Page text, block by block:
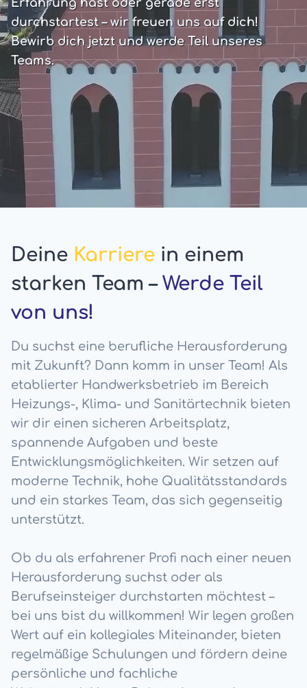
Erfahrung hast oder gerade erst
durchstartest – wir freuen uns auf dich!
Bewirb dich jetzt und werde Teil unseres
Teams.
Deine Karriere in einem
starken Team –Werde Teil
von uns!
Du suchst eine berufliche Herausforderung
mit Zukunft? Dann komm in unser Team! Als
etablierter Handwerksbetrieb im Bereich
Heizungs-, Klima- und Sanitärtechnik bieten
wir dir einen sicheren Arbeitsplatz,
spannende Aufgaben und beste
Entwicklungsmöglichkeiten. Wir setzen auf
moderne Technik, hohe Qualitätsstandards
und ein starkes Team, das sich gegenseitig
unterstützt.
Ob du als erfahrener Profi nach einer neuen
Herausforderung suchst oder als
Berufseinsteiger durchstarten möchtest –
bei uns bist du willkommen! Wir legen großen
Wert auf ein kollegiales Miteinander, bieten
regelmäßige Schulungen und fördern deine
persönliche und fachliche